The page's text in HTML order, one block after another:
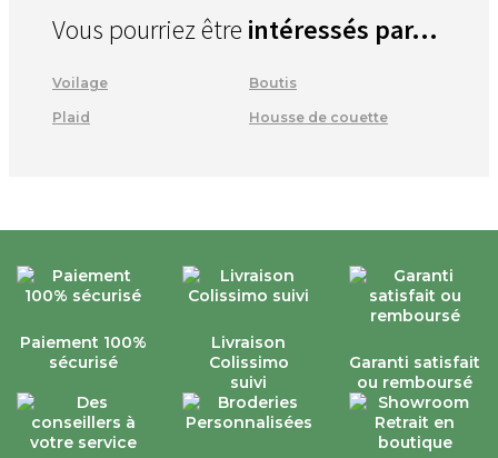
Vous pourriez être intéressés par...
Voilage Boutis
Plaid Housse de couette
Paiement 100%
sécurisé
Livraison
Colissimo
suivi
Garanti satisfait
ou remboursé